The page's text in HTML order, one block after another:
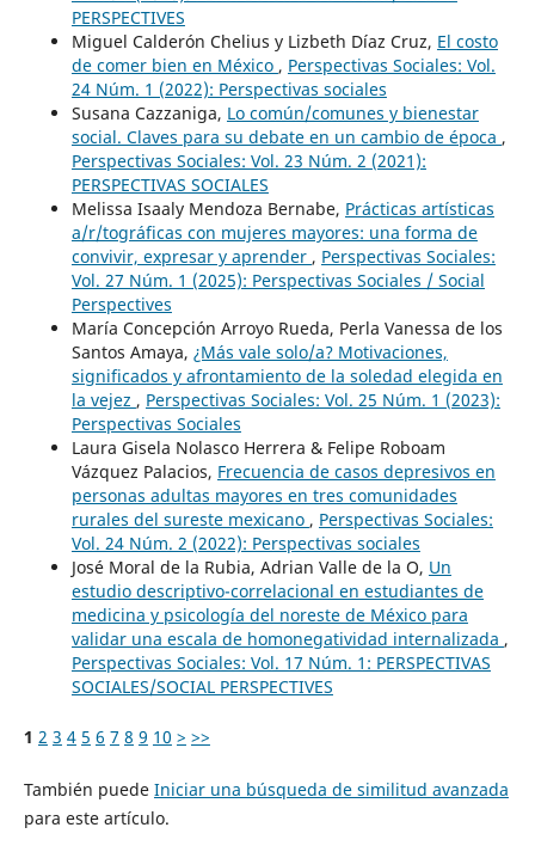
PERSPECTIVES
Miguel Calderón Chelius y Lizbeth Díaz Cruz, El costo
de comer bien en México , Perspectivas Sociales: Vol.
24 Núm. 1 (2022): Perspectivas sociales
Susana Cazzaniga, Lo común/comunes y bienestar
social. Claves para su debate en un cambio de época ,
Perspectivas Sociales: Vol. 23 Núm. 2 (2021):
PERSPECTIVAS SOCIALES
Melissa Isaaly Mendoza Bernabe, Prácticas artísticas
a/r/tográficas con mujeres mayores: una forma de
convivir, expresar y aprender , Perspectivas Sociales:
Vol. 27 Núm. 1 (2025): Perspectivas Sociales / Social
Perspectives
María Concepción Arroyo Rueda, Perla Vanessa de los
Santos Amaya, ¿Más vale solo/a? Motivaciones,
significados y afrontamiento de la soledad elegida en
la vejez , Perspectivas Sociales: Vol. 25 Núm. 1 (2023):
Perspectivas Sociales
Laura Gisela Nolasco Herrera & Felipe Roboam
Vázquez Palacios, Frecuencia de casos depresivos en
personas adultas mayores en tres comunidades
rurales del sureste mexicano , Perspectivas Sociales:
Vol. 24 Núm. 2 (2022): Perspectivas sociales
José Moral de la Rubia, Adrian Valle de la O, Un
estudio descriptivo-correlacional en estudiantes de
medicina y psicología del noreste de México para
validar una escala de homonegatividad internalizada ,
Perspectivas Sociales: Vol. 17 Núm. 1: PERSPECTIVAS
SOCIALES/SOCIAL PERSPECTIVES
1 2 3 4 5 6 7 8 9 10 > >>
También puede Iniciar una búsqueda de similitud avanzada
para este artículo.